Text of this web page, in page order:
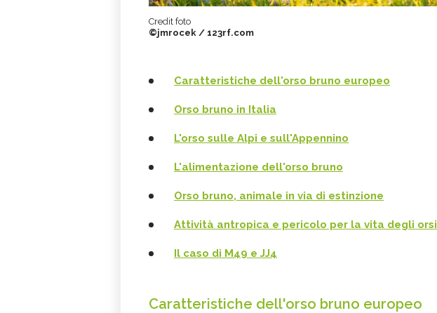
Credit foto
©jmrocek / 123rf.com
Caratteristiche dell'orso bruno europeo
Orso bruno in Italia
L'orso sulle Alpi e sull'Appennino
L'alimentazione dell'orso bruno
Orso bruno, animale in via di estinzione
Attività antropica e pericolo per la vita degli orsi
Il caso di M49 e JJ4
Caratteristiche dell'orso bruno europeo